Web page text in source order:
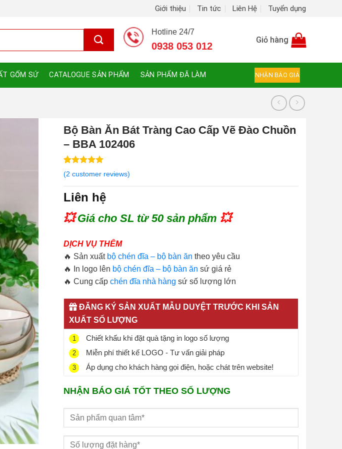
Giới thiệu Tin tức Liên Hệ Tuyển dụng
Hotline 24/7
0938 053 012
Giỏ hàng
GỐM SỨ CATALOGUE SẢN PHẨM SẢN PHẨM ĐÃ LÀM NHẬN BÁO GIÁ
Bộ Bàn Ăn Bát Tràng Cao Cấp Vẽ Đào Chuồn
– BBA 102406
5out of
5
based on
2
customer
ratings
(2 customer reviews)
Liên hệ
💥Giá cho SL từ 50 sản phẩm 💥
DỊCH VỤ THÊM
🔥 Sản xuất bộ chén đĩa – bộ bàn ăn theo yêu cầu
🔥 In logo lên bộ chén đĩa – bộ bàn ăn sứ giá rẻ
🔥 Cung cấp chén đĩa nhà hàng sứ số lượng lớn
ĐĂNG KÝ SẢN XUẤT MẪU DUYỆT TRƯỚC KHI SẢN
XUẤT SỐ LƯỢNG
1 Chiết khấu khi đặt quà tặng in logo số lượng
2 Miễn phí thiết kế LOGO - Tư vấn giải pháp
3 Áp dụng cho khách hàng gọi điện, hoặc chát trên website!
NHẬN BÁO GIÁ TỐT THEO SỐ LƯỢNG